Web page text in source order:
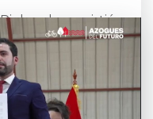
se vistió
evento que
de
de los 204